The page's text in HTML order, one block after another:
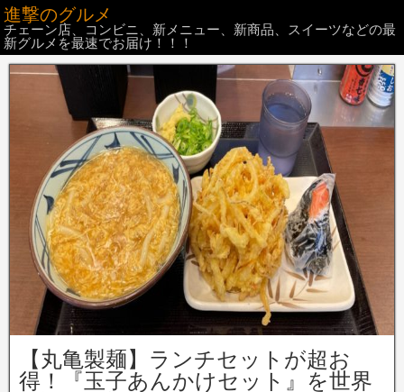
進撃のグルメ
チェーン店、コンビニ、新メニュー、新商品、スイーツなどの最
新グルメを最速でお届け！！！
【丸亀製麺】ランチセットが超お
得！『玉子あんかけセット』を世界